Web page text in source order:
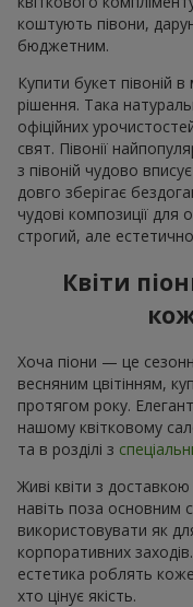
коштують півони,
бюджетним.
Купити букет півоній
рішення. Така
офіційних
свят. Півонії
з півоній чудово
довго зберігає
чудові композиції для
строгий, але
Квіти
Хоча піони — це
весняним цвітінням,
протягом року.
нашому квітковому
та в розділі з
Живі квіти з
навіть поза основним
використовувати як
корпоративних
естетика роблять
хто цінує якість.